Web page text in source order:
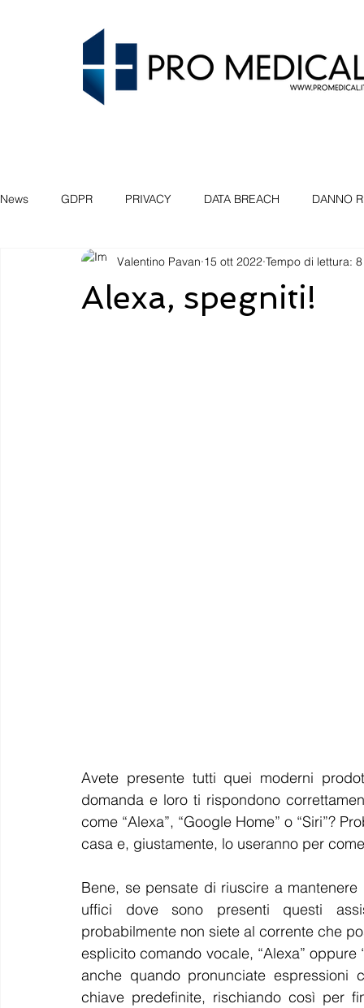
News GDPR PRIVACY DATA BREACH DANNO
SEMINARIO VENEZIA PADOVA BELLUNO
Alexa, spegniti!
Valentino Pavan 15 ott 2022 Tempo di lettura:
Avete presente tutti quei moderni
domanda e loro ti rispondono
come “Alexa”, “Google Home” o “Siri”?
casa e, giustamente, lo useranno per
Bene, se pensate di riuscire a
uffici dove sono presenti questi
probabilmente non siete al corrente che
esplicito comando vocale, “Alexa”
anche quando pronunciate
chiave predefinite, rischiando così per